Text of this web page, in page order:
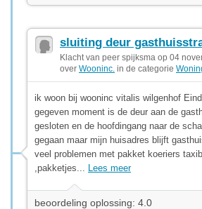
sluiting deur
Klacht van peer spijksma op 04
over Wooninc. in de categorie
ik woon bij wooninc vitalis wilgenhof
gegeven moment is de deur aan de
gesloten en de hoofdingang naar de
gegaan maar mijn huisadres blijft
veel problemen met pakket koeriers
,pakketjes... Lees meer
beoordeling oplossing: 4.0